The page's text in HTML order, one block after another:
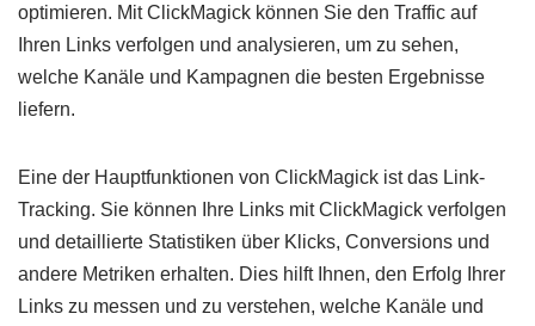
optimieren. Mit ClickMagick können Sie den Traffic auf
Ihren Links verfolgen und analysieren, um zu sehen,
welche Kanäle und Kampagnen die besten Ergebnisse
liefern.
Eine der Hauptfunktionen von ClickMagick ist das Link-
Tracking. Sie können Ihre Links mit ClickMagick verfolgen
und detaillierte Statistiken über Klicks, Conversions und
andere Metriken erhalten. Dies hilft Ihnen, den Erfolg Ihrer
Links zu messen und zu verstehen, welche Kanäle und